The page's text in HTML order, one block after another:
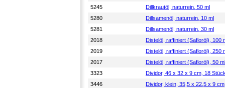
5245
Dillkrautöl, naturrein, 50 ml
5280
Dillsamenöl, naturrein, 10 ml
5281
Dillsamenöl, naturrein, 30 ml
2018
Distelöl, raffiniert (Safloröl), 100
2019
Distelöl, raffiniert (Safloröl), 250
2017
Distelöl, raffiniert (Safloröl), 50 ml
3323
Dividor, 46 x 32 x 9 cm, 18
3446
Dividor, klein, 35,5 x 22,5 x 9